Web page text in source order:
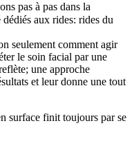
pas à pas dans la
aux rides: rides du
seulement comment agir
le soin facial par une
une approche
et leur donne une tout
surface finit toujours par se